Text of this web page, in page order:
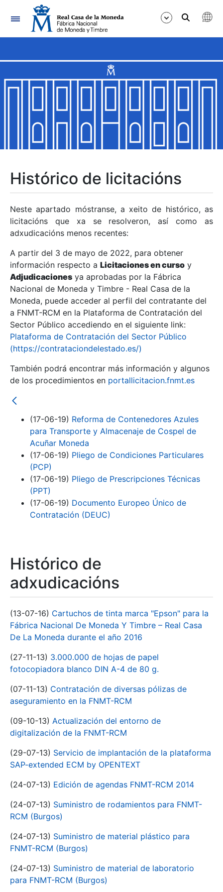
Navegación
Mostrar/Ocultar
Mostrar/Ocultar
Mostrar/Ocultar
Mostrar/Ocultar
Mostrar/Ocultar
Mostrar/Ocultar
Histórico de licitacións
Neste apartado móstranse, a xeito de histórico, as
licitacións que xa se resolveron, así como as
adxudicacións menos recentes:
A partir del 3 de mayo de 2022, para obtener
información respecto a Licitaciones en curso y
Adjudicaciones ya aprobadas por la Fábrica
Nacional de Moneda y Timbre - Real Casa de la
Moneda, puede acceder al perfil del contratante del
a FNMT-RCM en la Plataforma de Contratación del
Sector Público accediendo en el siguiente link:
Plataforma de Contratación del Sector Público
(https://contrataciondelestado.es/)
También podrá encontrar más información y algunos
de los procedimientos en portallicitacion.fnmt.es
(17-06-19) Reforma de Contenedores Azules
para Transporte y Almacenaje de Cospel de
Acuñar Moneda
(17-06-19) Pliego de Condiciones Particulares
(PCP)
(17-06-19) Pliego de Prescripciones Técnicas
(PPT)
(17-06-19) Documento Europeo Único de
Contratación (DEUC)
Histórico de
adxudicacións
(13-07-16) Cartuchos de tinta marca "Epson" para la
Fábrica Nacional De Moneda Y Timbre – Real Casa
De La Moneda durante el año 2016
(27-11-13) 3.000.000 de hojas de papel
fotocopiadora blanco DIN A-4 de 80 g.
(07-11-13) Contratación de diversas pólizas de
aseguramiento en la FNMT-RCM
(09-10-13) Actualización del entorno de
digitalización de la FNMT-RCM
(29-07-13) Servicio de implantación de la plataforma
SAP-extended ECM by OPENTEXT
(24-07-13) Edición de agendas FNMT-RCM 2014
(24-07-13) Suministro de rodamientos para FNMT-
RCM (Burgos)
(24-07-13) Suministro de material plástico para
FNMT-RCM (Burgos)
(24-07-13) Suministro de material de laboratorio
para FNMT-RCM (Burgos)